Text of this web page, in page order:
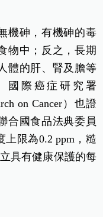
機砷，有機砷的毒
物中；反之，長期
體的肝、腎及膽等
國際癌症研究署
on Cancer）也證
合國食品法典委員
限為0.2 ppm，糙
具有健康保護的每